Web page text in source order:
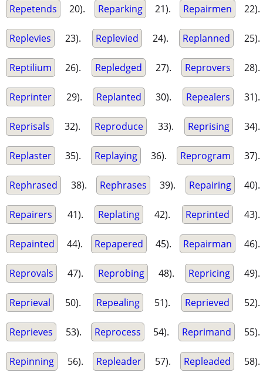
Repetends 20). Reparking 21). Repairmen 22).
Replevies 23). Replevied 24). Replanned 25).
Reptilium 26). Repledged 27). Reprovers 28).
Reprinter 29). Replanted 30). Repealers 31).
Reprisals 32). Reproduce 33). Reprising 34).
Replaster 35). Replaying 36). Reprogram 37).
Rephrased 38). Rephrases 39). Repairing 40).
Repairers 41). Replating 42). Reprinted 43).
Repainted 44). Repapered 45). Repairman 46).
Reprovals 47). Reprobing 48). Repricing 49).
Reprieval 50). Repealing 51). Reprieved 52).
Reprieves 53). Reprocess 54). Reprimand 55).
Repinning 56). Repleader 57). Repleaded 58).